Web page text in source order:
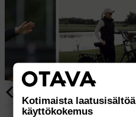
AJANKOHTAISTA
Kotimaista
käyttökokemus